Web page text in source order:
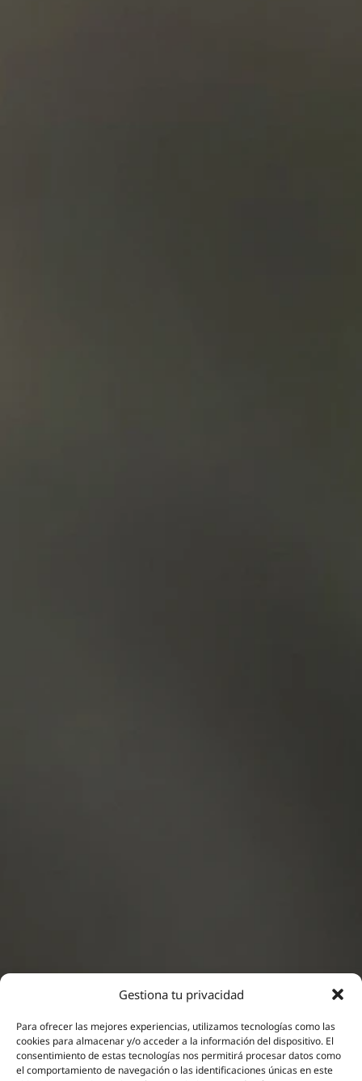
Gestiona tu privacidad
Para ofrecer las mejores experiencias, utilizamos tecnologías como las
cookies para almacenar y/o acceder a la información del dispositivo. El
consentimiento de estas tecnologías nos permitirá procesar datos como
el comportamiento de navegación o las identificaciones únicas en este
Neuromodulación